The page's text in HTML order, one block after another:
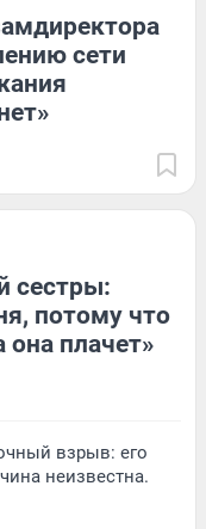
сети
сестры:
потому что
она плачет»
взрыв: его
неизвестна.